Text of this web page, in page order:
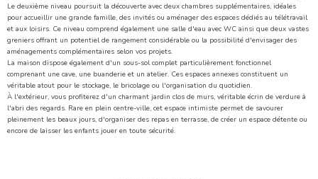
Le deuxième niveau poursuit la découverte avec deux chambres supplémentaires, idéales
pour accueillir une grande famille, des invités ou aménager des espaces dédiés au télétravail
et aux loisirs. Ce niveau comprend également une salle d'eau avec WC ainsi que deux vastes
greniers offrant un potentiel de rangement considérable ou la possibilité d'envisager des
aménagements complémentaires selon vos projets.
La maison dispose également d'un sous-sol complet particulièrement fonctionnel
comprenant une cave, une buanderie et un atelier. Ces espaces annexes constituent un
véritable atout pour le stockage, le bricolage ou l'organisation du quotidien.
À l'extérieur, vous profiterez d'un charmant jardin clos de murs, véritable écrin de verdure à
l'abri des regards. Rare en plein centre-ville, cet espace intimiste permet de savourer
pleinement les beaux jours, d'organiser des repas en terrasse, de créer un espace détente ou
encore de laisser les enfants jouer en toute sécurité.